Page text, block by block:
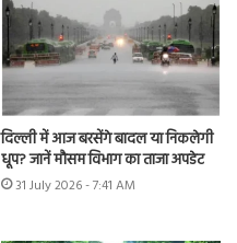
दिल्ली में आज बरसेंगे बादल या निकलेगी
धूप? जानें मौसम विभाग का ताजा अपडेट
31 July 2026 - 7:41 AM